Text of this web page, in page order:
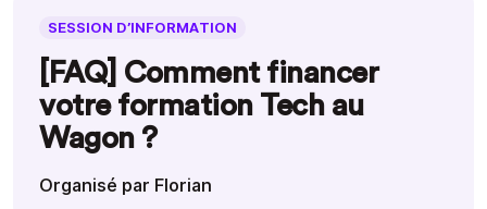
SESSION D’INFORMATION
[FAQ] Comment financer
votre formation Tech au
Wagon ?
Organisé par Florian